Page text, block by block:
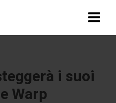
i suoi
Warp